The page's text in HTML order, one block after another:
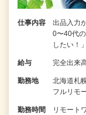
仕事内容
出品入力
0〜40代
したい！
給与 完全出来
勤務地
北海道札
フルリモ
勤務時間
リモート